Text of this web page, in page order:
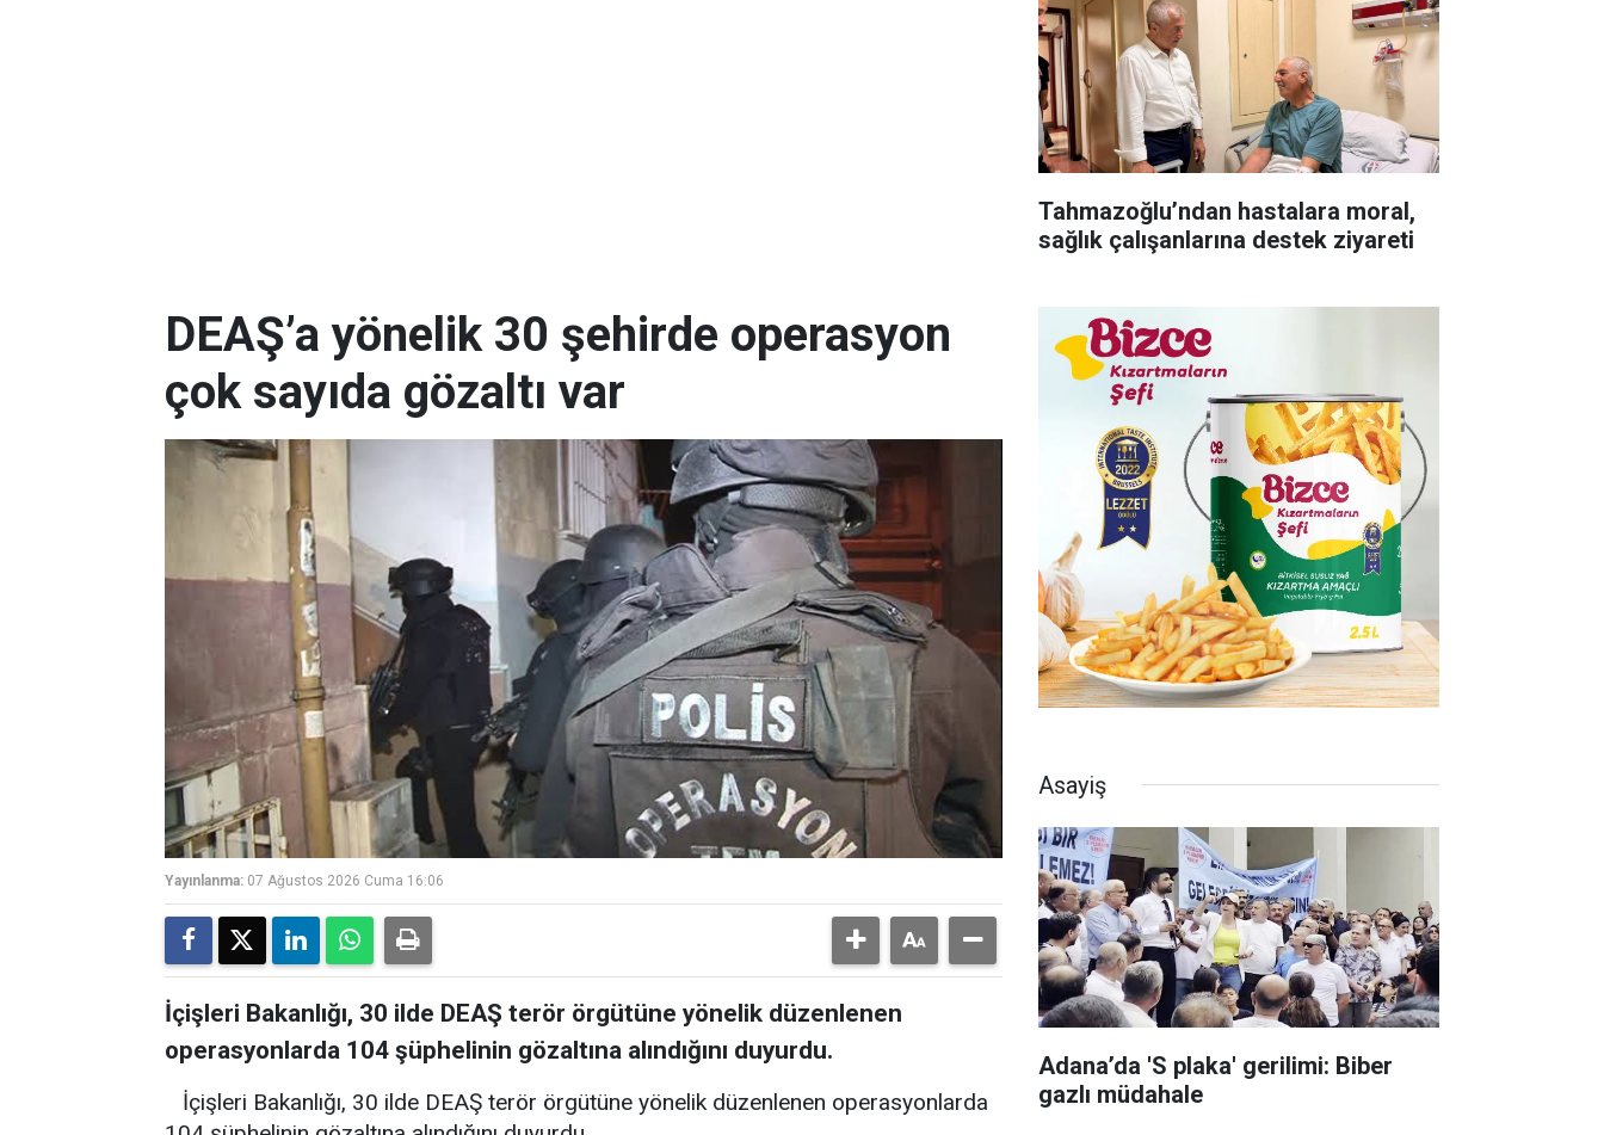
Tahmazoğlu’ndan hastalara moral,
sağlık çalışanlarına destek ziyareti
DEAŞ’a yönelik 30 şehirde operasyon
çok sayıda gözaltı var
Yayınlanma: 07 Ağustos 2026 Cuma 16:06
İçişleri Bakanlığı, 30 ilde DEAŞ terör örgütüne yönelik düzenlenen
operasyonlarda 104 şüphelinin gözaltına alındığını duyurdu.
İçişleri Bakanlığı, 30 ilde DEAŞ terör örgütüne yönelik düzenlenen operasyonlarda
Asayiş
Adana’da 'S plaka' gerilimi: Biber
gazlı müdahale